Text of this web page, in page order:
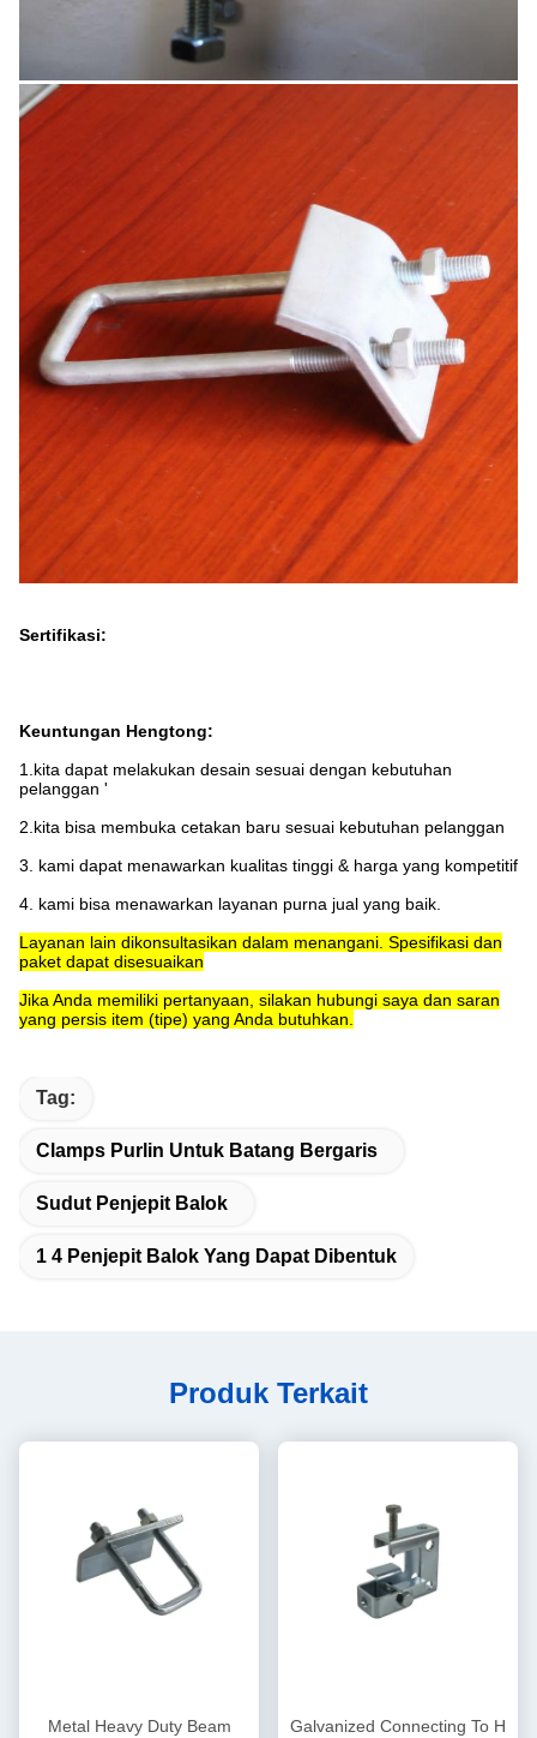
Sertifikasi:
Keuntungan Hengtong:
1.kita dapat melakukan desain sesuai dengan kebutuhan
pelanggan '
2.kita bisa membuka cetakan baru sesuai kebutuhan pelanggan
3. kami dapat menawarkan kualitas tinggi & harga yang kompetitif
4. kami bisa menawarkan layanan purna jual yang baik.
Layanan lain dikonsultasikan dalam menangani. Spesifikasi dan
paket dapat disesuaikan
Jika Anda memiliki pertanyaan, silakan hubungi saya dan saran
yang persis item (tipe) yang Anda butuhkan.
Tag:
Clamps Purlin Untuk Batang Bergaris
Sudut Penjepit Balok
1 4 Penjepit Balok Yang Dapat Dibentuk
Produk Terkait
Metal Heavy Duty Beam
Galvanized Connecting To H